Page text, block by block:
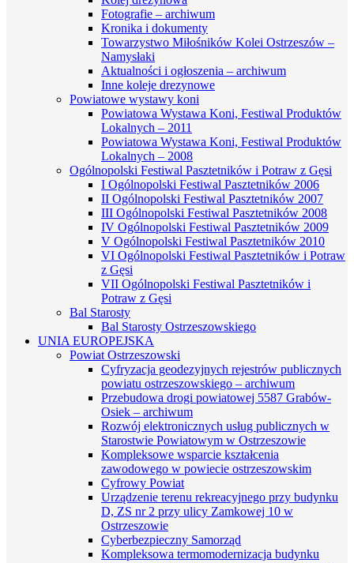
Fotografie – archiwum
Kronika i dokumenty
Towarzystwo Miłośników Kolei Ostrzeszów –
Namysłaki
Aktualności i ogłoszenia – archiwum
Inne koleje drezynowe
Powiatowe wystawy koni
Powiatowa Wystawa Koni, Festiwal Produktów
Lokalnych – 2011
Powiatowa Wystawa Koni, Festiwal Produktów
Lokalnych – 2008
Ogólnopolski Festiwal Pasztetników i Potraw z Gęsi
I Ogólnopolski Festiwal Pasztetników 2006
II Ogólnopolski Festiwal Pasztetników 2007
III Ogólnopolski Festiwal Pasztetników 2008
IV Ogólnopolski Festiwal Pasztetników 2009
V Ogólnopolski Festiwal Pasztetników 2010
VI Ogólnopolski Festiwal Pasztetników i Potraw
z Gęsi
VII Ogólnopolski Festiwal Pasztetników i
Potraw z Gęsi
Bal Starosty
Bal Starosty Ostrzeszowskiego
UNIA EUROPEJSKA
Powiat Ostrzeszowski
Cyfryzacja geodezyjnych rejestrów publicznych
powiatu ostrzeszowskiego – archiwum
Przebudowa drogi powiatowej 5587 Grabów-
Osiek – archiwum
Rozwój elektronicznych usług publicznych w
Starostwie Powiatowym w Ostrzeszowie
Kompleksowe wsparcie kształcenia
zawodowego w powiecie ostrzeszowskim
Cyfrowy Powiat
Urządzenie terenu rekreacyjnego przy budynku
D, ZS nr 2 przy ulicy Zamkowej 10 w
Ostrzeszowie
Cyberbezpieczny Samorząd
Kompleksowa termomodernizacja budynku